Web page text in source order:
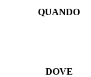
QUANDO
DOVE